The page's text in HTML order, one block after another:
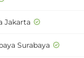
Jakarta
Surabaya